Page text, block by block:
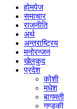
होमपेज
समाचार
राजनीति
अर्थ
अन्तराष्ट्रिय
मनोरन्जन
खेलकुद
प्रदेश
कोशी
मधेश
बागमती
गण्डकी